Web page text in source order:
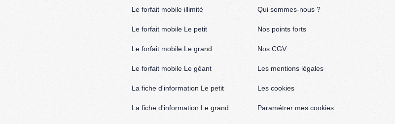
Le forfait mobile illimité
Le forfait mobile Le petit
Le forfait mobile Le grand
Le forfait mobile Le géant
La fiche d'information Le petit
La fiche d'information Le grand
Qui sommes-nous ?
Nos points forts
Nos CGV
Les mentions légales
Les cookies
Paramétrer mes cookies